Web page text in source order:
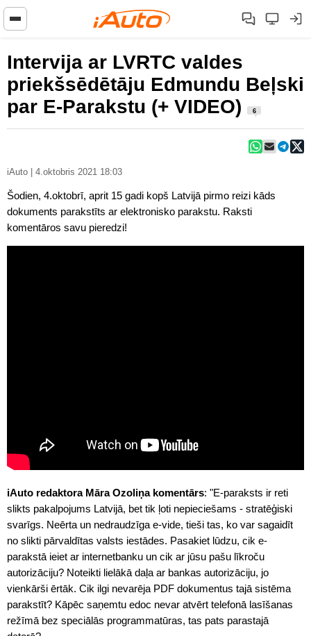
Intervija ar LVRTC valdes
priekšsēdētāju Edmundu Beļski
par E-Parakstu (+ VIDEO)
6
iAuto | 4.oktobris 2021 18:03
Šodien, 4.oktobrī, aprit 15 gadi kopš Latvijā pirmo reizi kāds
dokuments parakstīts ar elektronisko parakstu. Raksti
komentāros savu pieredzi!
iAuto redaktora Māra Ozoliņa komentārs: "E-paraksts ir reti
slikts pakalpojums Latvijā, bet tik ļoti nepieciešams - stratēģiski
svarīgs. Neērta un nedraudzīga e-vide, tieši tas, ko var sagaidīt
no slikti pārvaldītas valsts iestādes. Pasakiet lūdzu, cik e-
parakstā ieiet ar internetbanku un cik ar jūsu pašu līkroču
autorizāciju? Noteikti lielākā daļa ar bankas autorizāciju, jo
vienkārši ērtāk. Cik ilgi nevarēja PDF dokumentus tajā sistēma
parakstīt? Kāpēc saņemtu edoc nevar atvērt telefonā lasīšanas
režīmā bez speciālās programmatūras, tas pats parastajā